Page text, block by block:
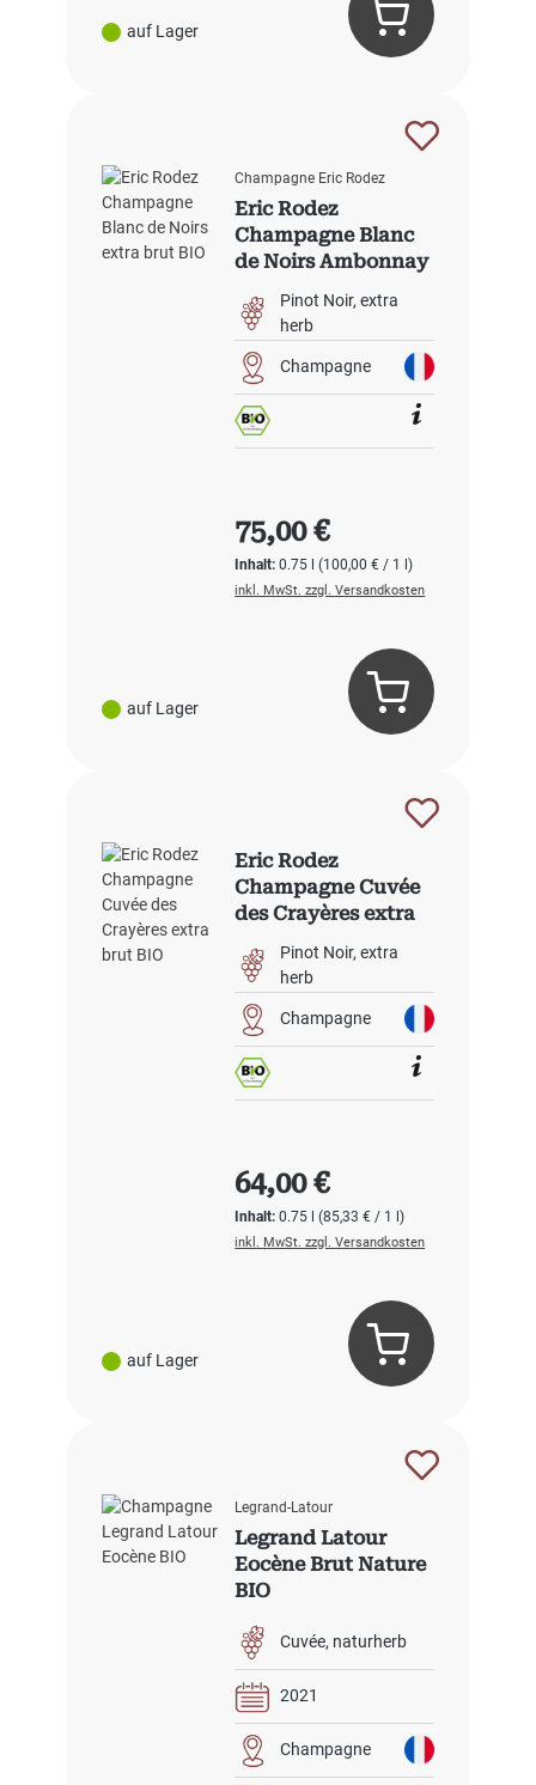
auf Lager
auf Lager
Champagne Eric Rodez
Eric Rodez
Champagne Blanc
de Noirs Ambonnay
brut BIO
Pinot Noir extra
herb
Champagne
Inhalt:0.75 l(100,00 € / 1 l)
Regulärer Preis:
75,00 €
inkl. MwSt. zzgl. Versandkosten
auf Lager
Eric Rodez
Champagne Cuvée
des Crayères extra
Pinot Noir extra
herb
Champagne
Inhalt:0.75 l(85,33 € / 1 l)
Regulärer Preis:
64,00 €
inkl. MwSt. zzgl. Versandkosten
Legrand-Latour
Legrand Latour
Eocène Brut Nature
BIO
Cuvée naturherb
2021
Champagne